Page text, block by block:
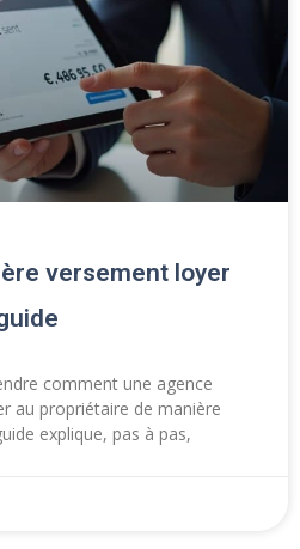
versement loyer
comment une agence
au propriétaire de manière
explique, pas à pas,